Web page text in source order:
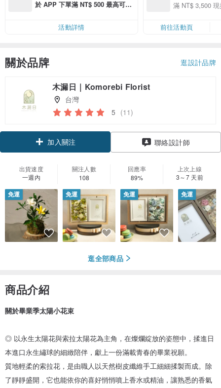
於 APP 下單滿 NT$ 500 最高可折
活動詳情
季】滿
50
滿 NT$ 3,500
前往活動頁
關於品牌 逛設計品牌
木漏日｜Komorebi Florist
台灣
5 (11)
加入關注 聯絡設計師
出貨速度
一週內
關注人數
108
回應率
89%
上次上線
3～7 天前
免運 免運 免運 免運
逛全部商品
商品介紹
關於畢業季太陽小花束
◎ 以永生太陽花與索拉太陽花為主角，在燦爛綻放的姿態中，揉進日
本進口永生繡球的細緻陪伴，獻上一份滿載青春的畢業祝願。
質地輕柔的索拉花，是由職人以天然樹皮纖維手工細細揉製而成。除
了靜靜盛開，它也能依你的喜好悄悄噴上香水或精油，讓熟悉的香氣